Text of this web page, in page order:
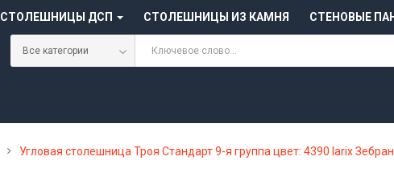
СТОЛЕШНИЦЫ ДСП СТОЛЕШНИЦЫ ИЗ КАМНЯ CТЕНОВЫЕ
Угловая столешница Троя Стандарт 9-я группа цвет: 4390 larix